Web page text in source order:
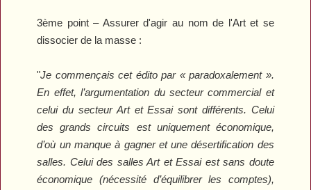
3ème point – Assurer d'agir au nom de l'Art et se
dissocier de la masse :
"Je commençais cet édito par « paradoxalement ».
En effet, l’argumentation du secteur commercial et
celui du secteur Art et Essai sont différents. Celui
des grands circuits est uniquement économique,
d’où un manque à gagner et une désertification des
salles. Celui des salles Art et Essai est sans doute
économique (nécessité d’équilibrer les comptes),